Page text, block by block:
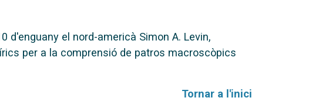
d'enguany el nord-americà Simon A. Levin,
per a la comprensió de patros macroscòpics
Tornar a l'inici